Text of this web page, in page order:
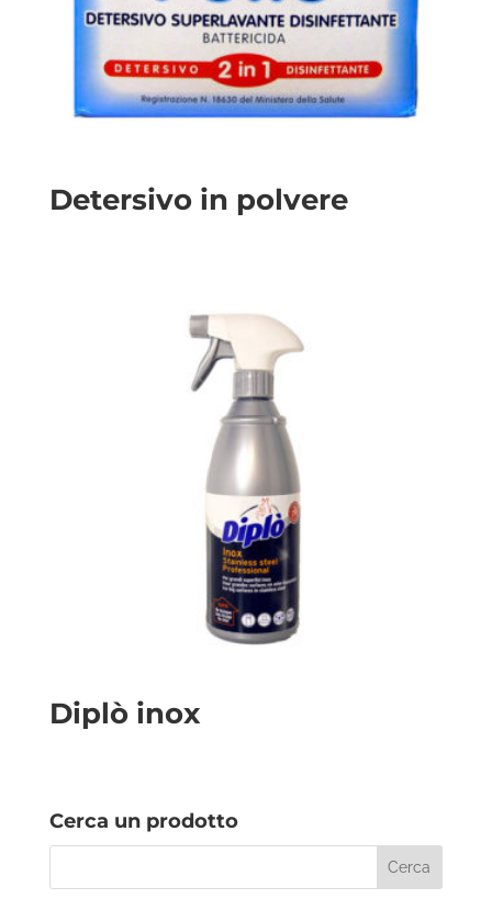
Detersivo in polvere
Diplò inox
Cerca un prodotto